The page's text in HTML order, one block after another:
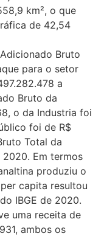
km², o que
de 42,54
Bruto
para o setor
a
Bruto da
o da Industria foi
foi de R$
Total da
2020. Em termos
produziu o
per capita resultou
IBGE de 2020.
uma receita de
ambos os